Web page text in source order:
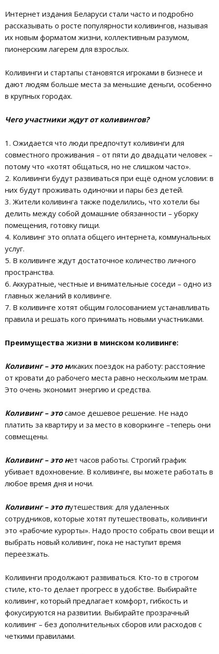
Интернет издания Беларуси стали часто и подробно
рассказывать о росте популярности коливингов, называя
их новым форматом жизни, коллективным разумом,
пионерским лагерем для взрослых.
Коливинги и стартапы становятся игроками в бизнесе и
дают людям больше места за меньшие деньги, особенно
в крупных городах.
Чего участники ждут от коливингов?
1. Ожидается что люди предпочтут коливинги для
совместного проживания – от пяти до двадцати человек –
потому что «хотят общаться, но не слишком часто».
2. Коливинги будут развиваться при ещё одном условии: в
них будут проживать одиночки и пары без детей.
3. Жители коливинга также поделились, что хотели бы
делить между собой домашние обязанности – уборку
помещения, готовку пищи.
4. Коливинг это оплата общего интернета, коммунальных
услуг.
5. В коливинге ждут достаточное количество личного
пространства.
6. Аккуратные, честные и внимательные соседи – одно из
главных желаний в коливинге.
7. В коливинге хотят общим голосованием устанавливать
правила и решать кого принимать новыми участниками.
Преимущества жизни в минском коливинге:
Коливинг – это никаких поездок на работу: расстояние
от кровати до рабочего места равно нескольким метрам.
Это очень экономит энергию и средства.
Коливинг – этосамое дешевое решение. Не надо
платить за квартиру и за место в коворкинге –теперь они
совмещены.
Коливинг – это нет часов работы. Строгий график
убивает вдохновение. В коливинге, вы можете работать в
любое время дня и ночи.
Коливинг – это путешествия: для удаленных
сотрудников, которые хотят путешествовать, коливинги
это «рабочие курорты». Надо просто собрать свои вещи и
выбрать новый коливинг, пока не наступит время
переезжать.
Коливинги продолжают развиваться. Кто-то в строгом
стиле, кто-то делает прогресс в удобстве. Выбирайте
коливинг, который предлагает комфорт, гибкость и
фокусируются на развитии. Выбирайте прозрачный
коливинг – без дополнительных сборов или расходов с
четкими правилами.